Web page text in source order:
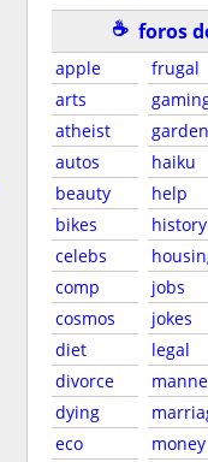
☕ foros
apple
arts
atheist
autos
beauty
bikes
celebs
comp
cosmos
diet
divorce
dying
eco
frugal
garden
haiku
help
history
jobs
jokes
legal
money